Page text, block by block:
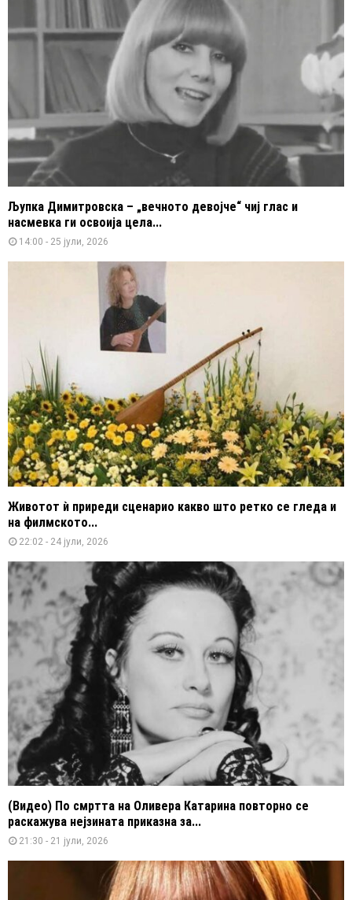
Љупка Димитровска – „вечното девојче“ чиј глас и
насмевка ги освоија цела...
14:00 - 25 јули, 2026
Животот ѝ приреди сценарио какво што ретко се гледа и
на филмското...
22:02 - 24 јули, 2026
(Видео) По смртта на Оливера Катарина повторно се
раскажува нејзината приказна за...
21:30 - 21 јули, 2026